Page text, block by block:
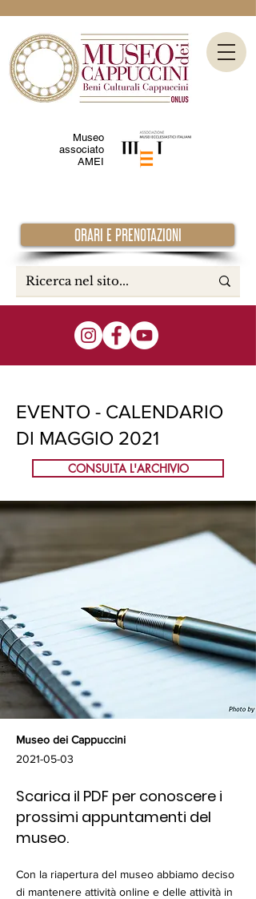
Museo
associato
AMEI
ORARI E PRENOTAZIONI
Museo dei Cappuccini
2021-05-03
Scarica il PDF per conoscere i
prossimi appuntamenti del
museo.
Con la riapertura del museo abbiamo deciso
di mantenere attività online e delle attività in
EVENTO - CALENDARIO
DI MAGGIO 2021
CONSULTA L'ARCHIVIO